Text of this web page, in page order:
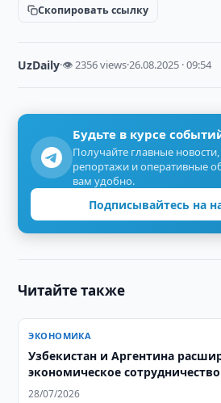
Скопировать ссылку
UzDaily·👁 2356 views·26.08.2025 · 09:54
Будьте в курсе
Получайте главные
репортажи и оперативные
вам удобно.
Подписывайтесь на
Читайте также
ЭКОНОМИКА
Узбекистан и Аргентина
экономическое сотрудничество
28/07/2026